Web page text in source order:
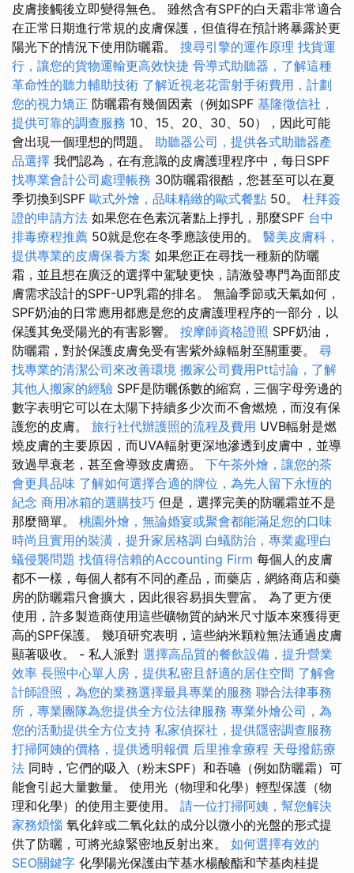
皮膚接觸後立即變得無色。 雖然含有SPF的白天霜非常適合
在正常日期進行常規的皮膚保護，但值得在預計將暴露於更
陽光下的情況下使用防曬霜。 搜尋引擎的運作原理 找貨運
行，讓您的貨物運輸更高效快捷 骨導式助聽器，了解這種
革命性的聽力輔助技術 了解近視老花雷射手術費用，計劃
您的視力矯正 防曬霜有幾個因素（例如SPF 基隆徵信社，
提供可靠的調查服務 10、15、20、30、50），因此可能
會出現一個理想的問題。 助聽器公司，提供各式助聽器產
品選擇 我們認為，在有意識的皮膚護理程序中，每日SPF
找專業會計公司處理帳務 30防曬霜很酷，您甚至可以在夏
季切換到SPF 歐式外燴，品味精緻的歐式餐點 50。 杜拜簽
證的申請方法 如果您在色素沉著點上掙扎，那麼SPF 台中
排毒療程推薦 50就是您在冬季應該使用的。 醫美皮膚科，
提供專業的皮膚保養方案 如果您正在尋找一種新的防曬
霜，並且想在廣泛的選擇中駕駛更快，請激發專門為面部皮
膚需求設計的SPF-UP乳霜的排名。 無論季節或天氣如何，
SPF奶油的日常應用都應是您的皮膚護理程序的一部分，以
保護其免受陽光的有害影響。 按摩師資格證照 SPF奶油，
防曬霜，對於保護皮膚免受有害紫外線輻射至關重要。 尋
找專業的清潔公司來改善環境 搬家公司費用Ptt討論，了解
其他人搬家的經驗 SPF是防曬係數的縮寫，三個字母旁邊的
數字表明它可以在太陽下持續多少次而不會燃燒，而沒有保
護您的皮膚。 旅行社代辦護照的流程及費用 UVB輻射是燃
燒皮膚的主要原因，而UVA輻射更深地滲透到皮膚中，並導
致過早衰老，甚至會導致皮膚癌。 下午茶外燴，讓您的茶
會更具品味 了解如何選擇合適的牌位，為先人留下永恆的
紀念 商用冰箱的選購技巧 但是，選擇完美的防曬霜並不是
那麼簡單。 桃園外燴，無論婚宴或聚會都能滿足您的口味
時尚且實用的裝潢，提升家居格調 白蟻防治，專業處理白
蟻侵襲問題 找值得信賴的Accounting Firm 每個人的皮膚
都不一樣，每個人都有不同的產品，而藥店，網絡商店和藥
房的防曬霜只會擴大，因此很容易損失豐富。 為了更方便
使用，許多製造商使用這些礦物質的納米尺寸版本來獲得更
高的SPF保護。 幾項研究表明，這些納米顆粒無法通過皮膚
顯著吸收。 - 私人派對 選擇高品質的餐飲設備，提升營業
效率 長照中心單人房，提供私密且舒適的居住空間 了解會
計師證照，為您的業務選擇最具專業的服務 聯合法律事務
所，專業團隊為您提供全方位法律服務 專業外燴公司，為
您的活動提供全方位支持 私家偵探社，提供隱密調查服務
打掃阿姨的價格，提供透明報價 后里推拿療程 天母撥筋療
法 同時，它們的吸入（粉末SPF）和吞嚥（例如防曬霜）可
能會引起大量數量。 使用光（物理和化學）輕型保護（物
理和化學）的使用主要使用。 請一位打掃阿姨，幫您解決
家務煩惱 氧化鋅或二氧化鈦的成分以微小的光盤的形式提
供了防曬，可將光線緊密地反射出來。 如何選擇有效的
SEO關鍵字 化學陽光保護由芐基水楊酸酯和芐基肉桂提